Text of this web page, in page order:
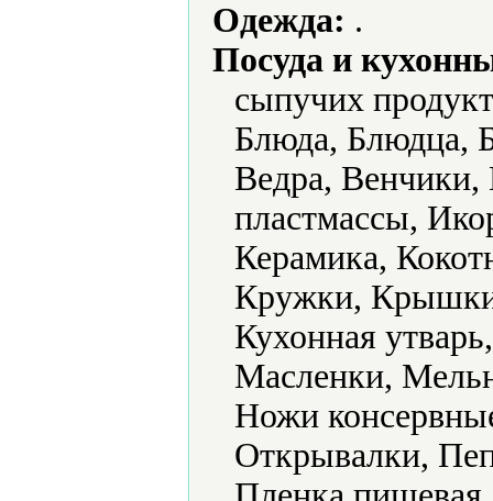
Одежда: .
Посуда и
сыпучих
Блюда, Блюдца,
Ведра,
пластмассы,
Керамика,
Кружки, Крышки
Кухонная
Масленки,
Ножи
Открывалки,